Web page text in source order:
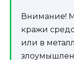
Внимание!
кражи
или в